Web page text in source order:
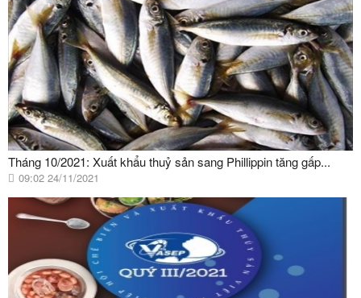
Tháng 10/2021: Xuất khẩu thuỷ sản sang Phillippin tăng gấp...
09:02 24/11/2021